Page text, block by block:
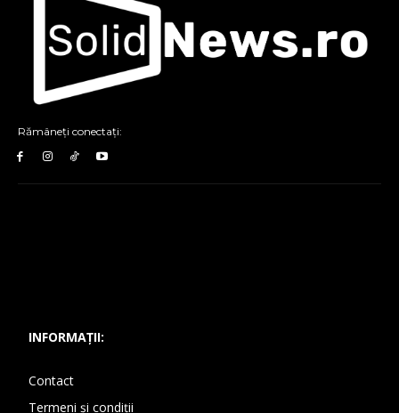
Rămâneți conectați:
INFORMAȚII:
Contact
Termeni și condiții